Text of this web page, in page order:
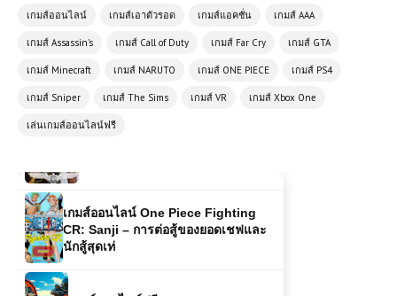
เกมส์ออนไลน์ เกมส์เอาตัวรอด เกมส์แอคชั่น เกมส์ AAA
เกมส์ Assassin's เกมส์ Call of Duty เกมส์ Far Cry เกมส์ GTA
เกมส์ Minecraft เกมส์ NARUTO เกมส์ ONE PIECE เกมส์ PS4
เกมส์ Sniper เกมส์ The Sims เกมส์ VR เกมส์ Xbox One
เล่นเกมส์ออนไลน์ฟรี
เกมส์ออนไลน์ฟรี Flash Bash – เกม
โหลดเกมส์ (PC) Sniper Elite ภาค 3
เกมส์ออนไลน์ One Piece Fighting
CR: Sanji – การต่อสู้ของยอดเชฟและ
นักสู้สุดเท่
เกมส์ออนไลน์ฟรี Highway Moto –